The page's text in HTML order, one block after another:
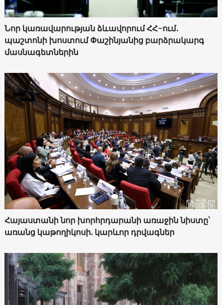
Նոր կառավարության ձևավորում ՀՀ-ում․
պաշտոնի խոստում Փաշինյանից բարձրակարգ
մասնագետներին
Հայաստանի նոր խորհրդարանի առաջին նիստը՝
առանց կաթողիկոսի. կարևոր դրվագներ